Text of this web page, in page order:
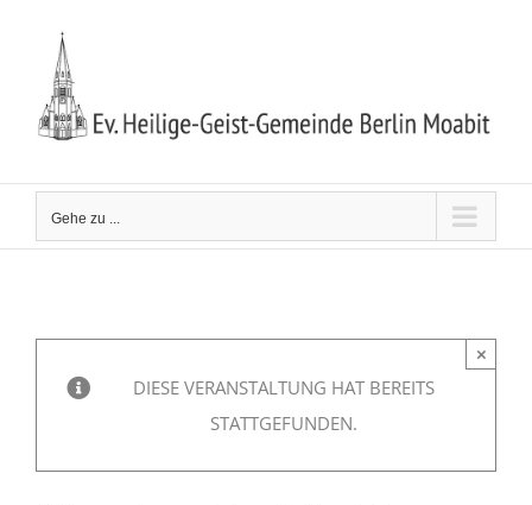
springen
Gehe zu ...
DIESE VERANSTALTUNG HAT BEREITS
STATTGEFUNDEN.
×